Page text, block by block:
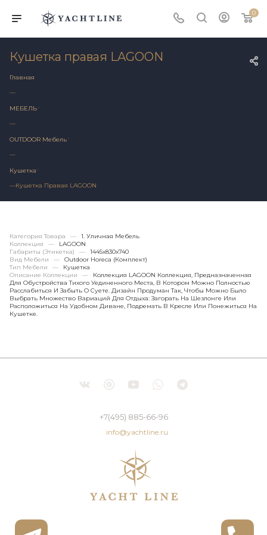
0
Кушетка правая LAGOON
Главная
—
МЕБЕЛЬ
—
OUTDOOR Мебель
—
Кушетка
—Кушетка Правая LAGOON
Категория Товара —
1. Уличная Мебель
Коллекция
—
LAGOON
Габариты (этикетка)
—
1445х830x740
Вид Мебели
—
Outdoor Horeca (Комплект)
Тип Мебели
—
Кушетка
Описание Коллекции
—
Коллекция LAGOON Коллекция, Предназначенная
Для Обустройства Тихого Уединенного Места, В Котором Можно Полностью
Расслабиться И Забыть О Суете. Дизайн Продуман Так, Чтобы Можно Было
Выбрать Множество Вариаций Для Отдыха: Загорать На Шезлонге Или
Расположиться На Удобном Диване, Подремать В Кресле Или Понежиться На
Кушетке.
+7(495) 885-66-96
info@yachtline.ru